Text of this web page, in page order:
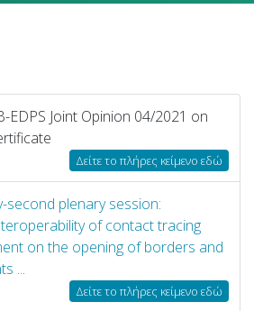
EDPS Joint Opinion 04/2021 on
Δείτε το πλήρες κείμενο εδώ
second plenary session:
of contact tracing
on the opening of borders and
...
Δείτε το πλήρες κείμενο εδώ